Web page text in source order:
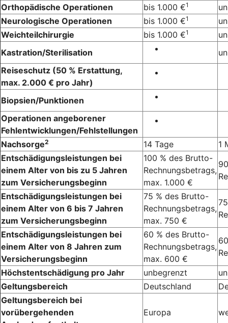
Orthopädische Operationen
bis 1.000 €1
Neurologische Operationen
bis 1.000 €1
Weichteilchirurgie
bis 1.000 €1
Kastration/Sterilisation
Reiseschutz (50 % Erstattung,
max. 2.000 € pro Jahr)
Biopsien/Punktionen
Operationen angeborener
Fehlentwicklungen/Fehlstellungen
Nachsorge2 14 Tage
1
Entschädigungsleistungen bei
einem Alter von bis zu 5 Jahren
zum Versicherungsbeginn
100 % des Brutto-
Rechnungsbetrags,
max. 1.000 €
Entschädigungsleistungen bei
einem Alter von 6 bis 7 Jahren
zum Versicherungsbeginn
75 % des Brutto-
Rechnungsbetrags,
max. 750 €
Entschädigungsleistungen bei
einem Alter von 8 Jahren zum
Versicherungsbeginn
60 % des Brutto-
Rechnungsbetrags,
max. 600 €
Höchstentschädigung pro Jahr
unbegrenzt
Geltungsbereich
Deutschland
Geltungsbereich bei
vorübergehenden
Europa